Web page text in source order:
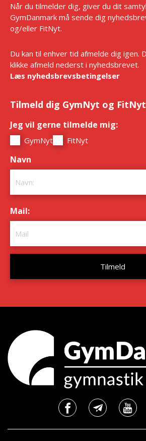
Når du tilmelder dig, giver du dit
GymDanmark må sende dig
og/eller FitNyt.
Du kan til enhver tid afmelde dig igen.
klikke afmeld nederst i nyhedsbrevet.
Læs nyhedsbrevsbetingelser
Tilmeld dig GymNyt og FitNyt
Jeg vil gerne tilmelde mig:
GymNyt FitNyt
Navn
Mail: